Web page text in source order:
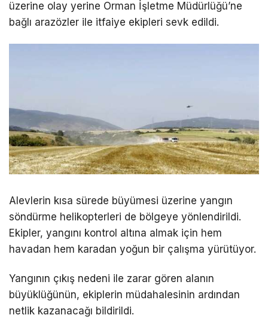
üzerine olay yerine Orman İşletme Müdürlüğü’ne
bağlı arazözler ile itfaiye ekipleri sevk edildi.
Alevlerin kısa sürede büyümesi üzerine yangın
söndürme helikopterleri de bölgeye yönlendirildi.
Ekipler, yangını kontrol altına almak için hem
havadan hem karadan yoğun bir çalışma yürütüyor.
Yangının çıkış nedeni ile zarar gören alanın
büyüklüğünün, ekiplerin müdahalesinin ardından
netlik kazanacağı bildirildi.